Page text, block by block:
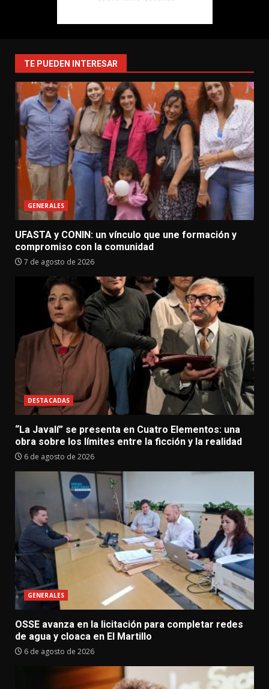
TE PUEDEN INTERESAR
GENERALES
UFASTA y CONIN: un vínculo que une formación y
compromiso con la comunidad
7 de agosto de 2026
DESTACADAS
“La Javalí” se presenta en Cuatro Elementos: una
obra sobre los límites entre la ficción y la realidad
6 de agosto de 2026
GENERALES
OSSE avanza en la licitación para completar redes
de agua y cloaca en El Martillo
6 de agosto de 2026